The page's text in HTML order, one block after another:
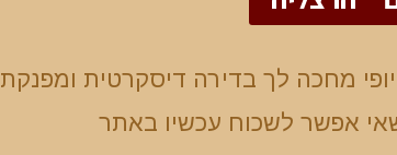
מחכה לך בדירה דיסקרטית ומפנקת
אפשר לשכוח עכשיו באתר